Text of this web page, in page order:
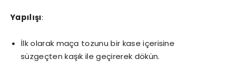
Yapılışı:
İlk olarak maça tozunu bir kase içerisine
süzgeçten kaşık ile geçirerek dökün.